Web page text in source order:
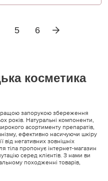
5 6
косметика
запорукою збереження
років. Натуральні компоненти,
асортименту препаратів,
ефективно насичуючи шкіру
від негативних зовнішніх
тіла пропонує інтернет-магазин
серед клієнтів. З нами ви
походженні товарів,